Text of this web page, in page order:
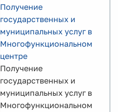
Получение
государственных и
муниципальных услуг в
Многофункциональном
центре
Получение
государственных и
муниципальных услуг в
Многофункциональном